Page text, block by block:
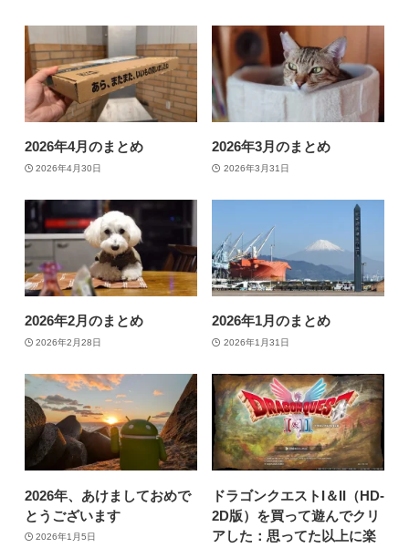
2026年4月のまとめ
2026年4月30日
2026年3月のまとめ
2026年3月31日
2026年2月のまとめ
2026年2月28日
2026年1月のまとめ
2026年1月31日
2026年、あけましておめで
とうございます
2026年1月5日
ドラゴンクエストI＆II（HD-
2D版）を買って遊んでクリ
アした：思ってた以上に楽